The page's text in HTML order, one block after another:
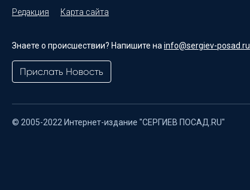
Редакция Карта сайта
Знаете о происшествии? Напишите наinfo@sergiev-posad.ru
Прислать Новость
© 2005-2022 Интернет-издание "СЕРГИЕВ ПОСАД.RU"